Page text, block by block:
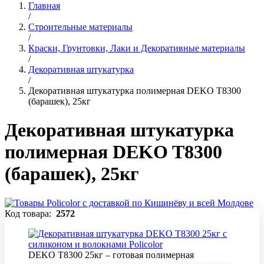
Главная
/
Строительные материалы
/
Краски, Грунтовки, Лаки и Декоративные материалы
/
Декоративная штукатурка
/
Декоративная штукатурка полимерная DEKO T8300
(барашек), 25кг
Декоративная штукатурка
полимерная DEKO T8300
(барашек), 25кг
Код товара: 2572
DEKO T8300 25кг – готовая полимерная